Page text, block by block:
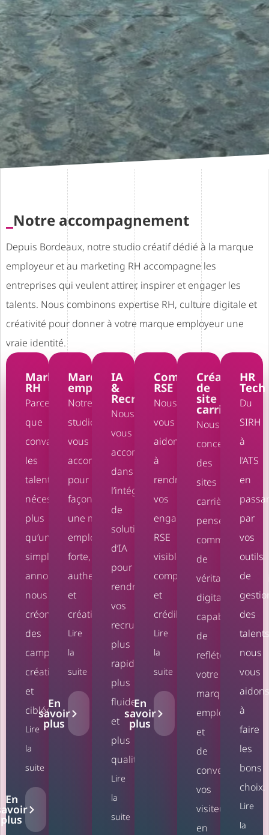
Notre accompagnement
Depuis Bordeaux, notre studio créatif dédié à la marque
employeur et au marketing RH accompagne les
entreprises qui veulent attirer, inspirer et engager les
talents. Nous combinons expertise RH, culture digitale et
créativité pour donner à votre marque employeur une
vraie identité.
Marketing
RH
Parce
que
convaincre
les
talents
nécessite
plus
qu’une
simple
annonce,
nous
créons
des
campagnes
créatives
et
ciblées.
Lire
la
suite
En
plus
Marque
employeur
Notre
studio
vous
accompagne
pour
façonner
une marque
employeur
forte,
authentique
et
créative.
Lire
la
suite
En
savoir
plus
IA
&
Recrutement
Nous
vous
accompagnons
dans
l’intégration
de
solutions
d’IA
pour
rendre
vos
recrutements
plus
rapides,
plus
fluides
et
plus
qualitatifs.
Lire
la
suite
Communication
RSE
Nous
vous
aidons
à
rendre
vos
engagements
RSE
visibles,
compréhensibles
et
crédibles.
Lire
la
suite
En
savoir
plus
Création
de
site
carrière
Nous
concevons
des
sites
carrière
pensés
comme
de
véritables
digitales,
capables
de
refléter
votre
marque
employeur
et
de
convertir
vos
visiteurs
en
HR
Tech
Du
SIRH
à
l’ATS
en
par
vos
outils
de
des
nous
vous
aidons
à
faire
les
bons
choix.
Lire
la